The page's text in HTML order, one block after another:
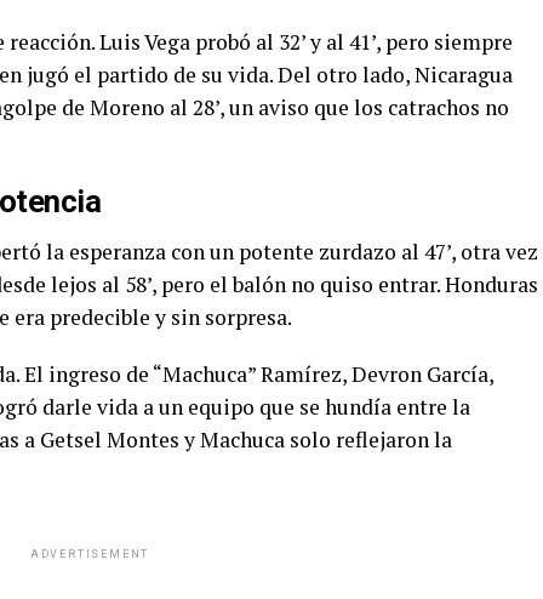
Luis Vega probó al 32’ y al 41’, pero siempre
jugó el partido de su vida. Del otro lado, Nicaragua
de Moreno al 28’, un aviso que los catrachos no
la esperanza con un potente zurdazo al 47’, otra vez
lejos al 58’, pero el balón no quiso entrar. Honduras
era predecible y sin sorpresa.
El ingreso de “Machuca” Ramírez, Devron García,
darle vida a un equipo que se hundía entre la
a Getsel Montes y Machuca solo reflejaron la
ADVERTISEMENT